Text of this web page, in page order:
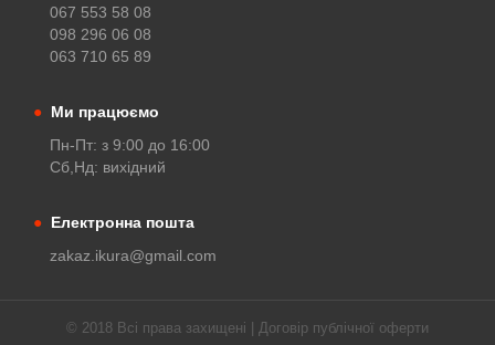
067 553 58 08
098 296 06 08
063 710 65 89
● Ми працюємо
Пн-Пт: з 9:00 до 16:00
Сб,Нд: вихідний
● Електронна пошта
zakaz.ikura@gmail.com
© 2018 Всі права захищені | Договір публічної оферти